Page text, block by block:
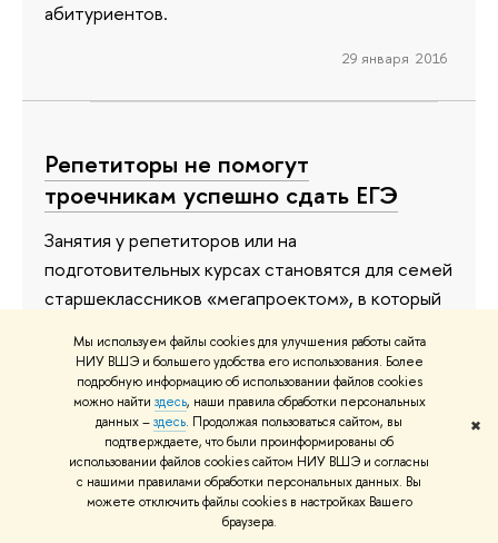
Мы используем файлы cookies для улучшения работы сайта
НИУ ВШЭ и большего удобства его использования. Более
подробную информацию об использовании файлов cookies
можно найти здесь, наши правила обработки персональных
данных –здесь. Продолжая пользоваться сайтом, вы
подтверждаете, что были проинформированы об
использовании файлов cookies сайтом НИУ ВШЭ и согласны
с нашими правилами обработки персональных данных. Вы
можете отключить файлы cookies в настройках Вашего
браузера.
✖
абитуриентов.
29 января 2016
Репетиторы не помогут
троечникам успешно сдать ЕГЭ
Занятия у репетиторов или на
подготовительных курсах становятся для семей
старшеклассников «мегапроектом», в который
для школьников с низкой успеваемостью эти
инвестиции не окупаются: такие ребята
нередко слабо ориентируются в качестве
внешкольной подготовки и выбирают не тех
поставщиков образовательных услуг.
Замзаведующего Международной лаборатории
анализа образовательной политики Института